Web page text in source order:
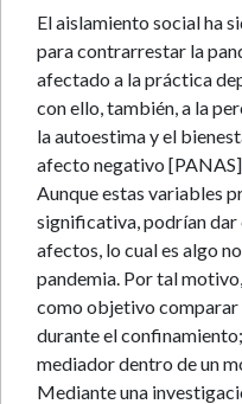
El aislamiento social ha
para contrarrestar la
afectado a la práctica
con ello, también, a la
la autoestima y el
afecto negativo
Aunque estas variables
significativa, podrían dar
afectos, lo cual es algo
pandemia. Por tal
como objetivo comparar
durante el
mediador dentro de un
Mediante una